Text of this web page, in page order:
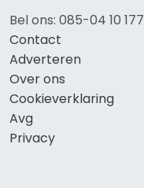
Bel ons: 085-04 10 177
Contact
Adverteren
Over ons
Cookieverklaring
Avg
Privacy